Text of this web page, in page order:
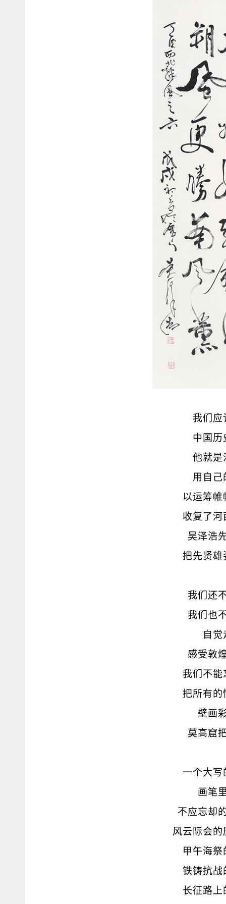
我们应
中国历
他就是
用自己
以运筹
收复了河
吴泽浩
把先贤雄
我们还
我们也
自
感受敦
我们不能
把所有的
壁画
莫高窟
一个大写
画笔
不应忘却
风云际会
甲午海
铁铸抗战
长征路上